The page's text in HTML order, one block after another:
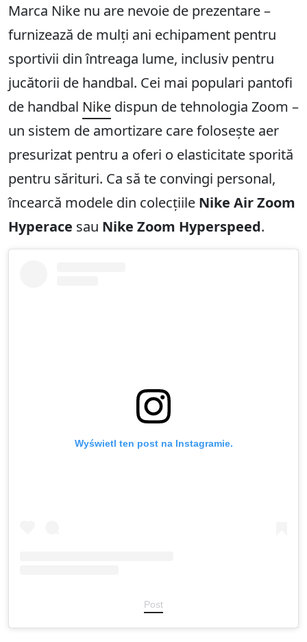
Marca Nike nu are nevoie de prezentare –
furnizează de mulți ani echipament pentru
sportivii din întreaga lume, inclusiv pentru
jucătorii de handbal. Cei mai populari pantofi
de handbal Nike dispun de tehnologia Zoom –
un sistem de amortizare care folosește aer
presurizat pentru a oferi o elasticitate sporită
pentru sărituri. Ca să te convingi personal,
încearcă modele din colecțiile Nike Air Zoom
Hyperace sau Nike Zoom Hyperspeed.
Wyświetl ten post na Instagramie.
Post